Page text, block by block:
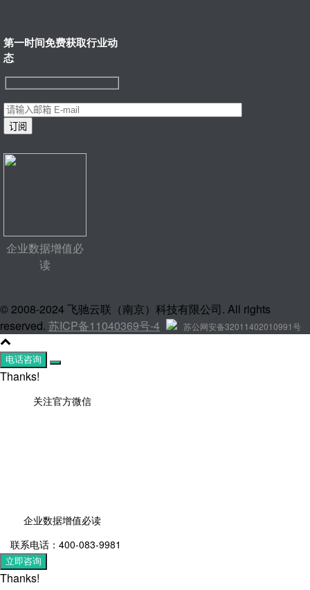
第一时间免费获取行业动
态
企业数据增值必
读
© 2008-2024 飞驰云联（南京）科技有限公司. All rights
reserved. 苏ICP备11040369号-4 苏公网安备32011402010991号
电话咨询
Thanks!
关注官方微信
企业数据增值必读
联系电话：400-083-9981
立即咨询
Thanks!